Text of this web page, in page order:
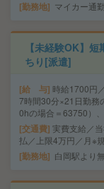
勤務地 マイカー通
【未経験OK】
ちり[派遣]
給 与 時給1700円
7時間30分×21日勤務
0hの場合＝63750）
交通費 実費支給／
払／上限4万円／月※
勤務地 白岡駅より